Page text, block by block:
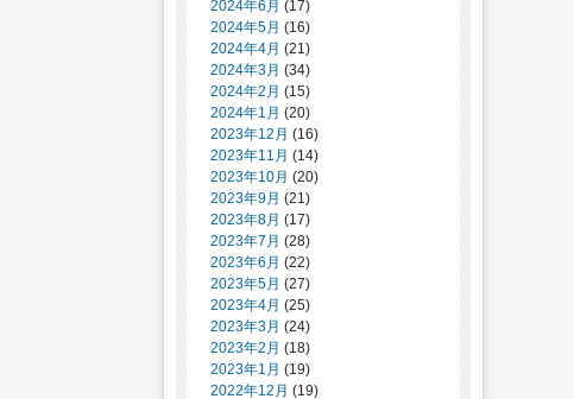
2024年6月 (17)
2024年5月 (16)
2024年4月 (21)
2024年3月 (34)
2024年2月 (15)
2024年1月 (20)
2023年12月 (16)
2023年11月 (14)
2023年10月 (20)
2023年9月 (21)
2023年8月 (17)
2023年7月 (28)
2023年6月 (22)
2023年5月 (27)
2023年4月 (25)
2023年3月 (24)
2023年2月 (18)
2023年1月 (19)
2022年12月 (19)